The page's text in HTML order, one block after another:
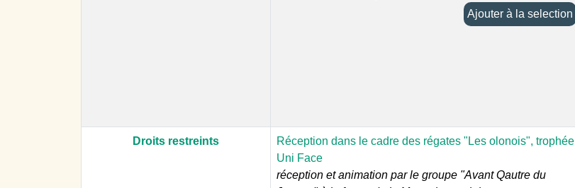
Ajouter à la selection
Droits restreints
Réception dans le cadre des régates "Les olonois", trophée
Uni Face
réception et animation par le groupe "Avant Qautre du